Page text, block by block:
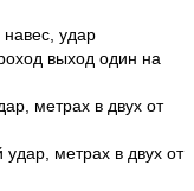
навес, удар
выход один на
метрах в двух от
метрах в двух от